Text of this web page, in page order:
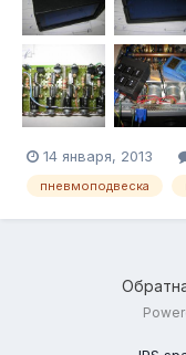
14 января, 2013
пневмоподвеска